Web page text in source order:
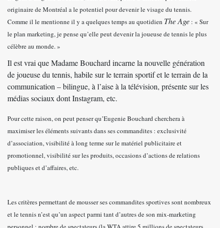
originaire de Montréal a le potentiel pour devenir le visage du tennis.
Comme il le mentionne il y a quelques temps au quotidien The Age : « Sur
le plan marketing, je pense qu’elle peut devenir la joueuse de tennis le plus
célèbre au monde. »
Il est vrai que Madame Bouchard incarne la nouvelle génération
de joueuse du tennis, habile sur le terrain sportif et le terrain de la
communication – bilingue, à l’aise à la télévision, présente sur les
médias sociaux dont Instagram, etc.
Pour cette raison, on peut penser qu’Eugenie Bouchard cherchera à
maximiser les éléments suivants dans ses commandites : exclusivité
d’association, visibilité à long terme sur le matériel publicitaire et
promotionnel, visibilité sur les produits, occasions d’actions de relations
publiques et d’affaires, etc.
Les critères permettant de mousser ses commandites sportives sont nombreux
et le tennis n’est qu’un aspect parmi tant d’autres de son mix-marketing